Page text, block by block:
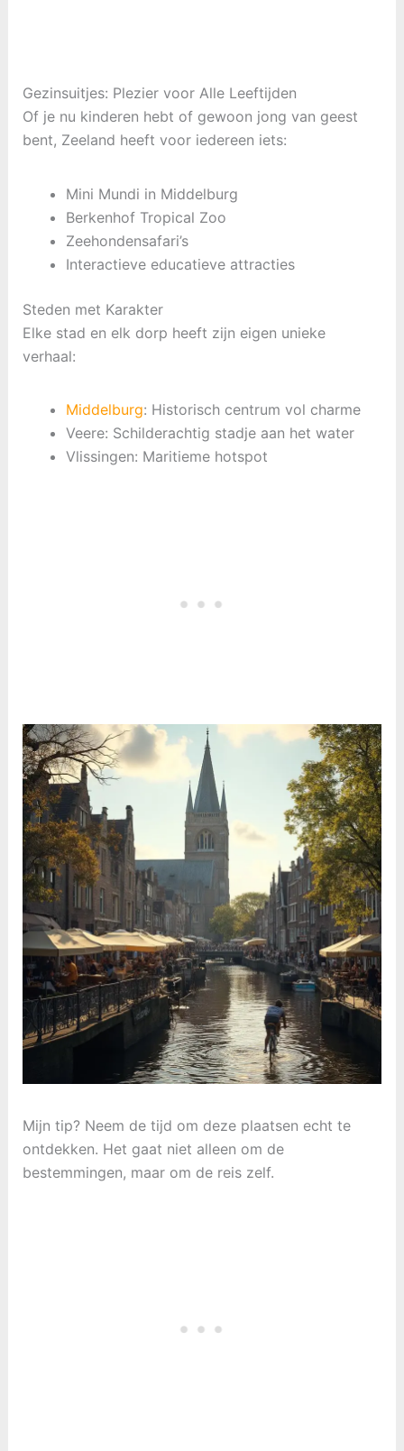
Gezinsuitjes: Plezier voor Alle Leeftijden
Of je nu kinderen hebt of gewoon jong van geest
bent, Zeeland heeft voor iedereen iets:
Mini Mundi in Middelburg
Berkenhof Tropical Zoo
Zeehondensafari’s
Interactieve educatieve attracties
Steden met Karakter
Elke stad en elk dorp heeft zijn eigen unieke
verhaal:
Middelburg: Historisch centrum vol charme
Veere: Schilderachtig stadje aan het water
Vlissingen: Maritieme hotspot
Mijn tip? Neem de tijd om deze plaatsen echt te
ontdekken. Het gaat niet alleen om de
bestemmingen, maar om de reis zelf.